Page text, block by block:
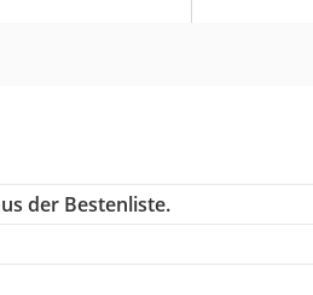
der Bestenliste.